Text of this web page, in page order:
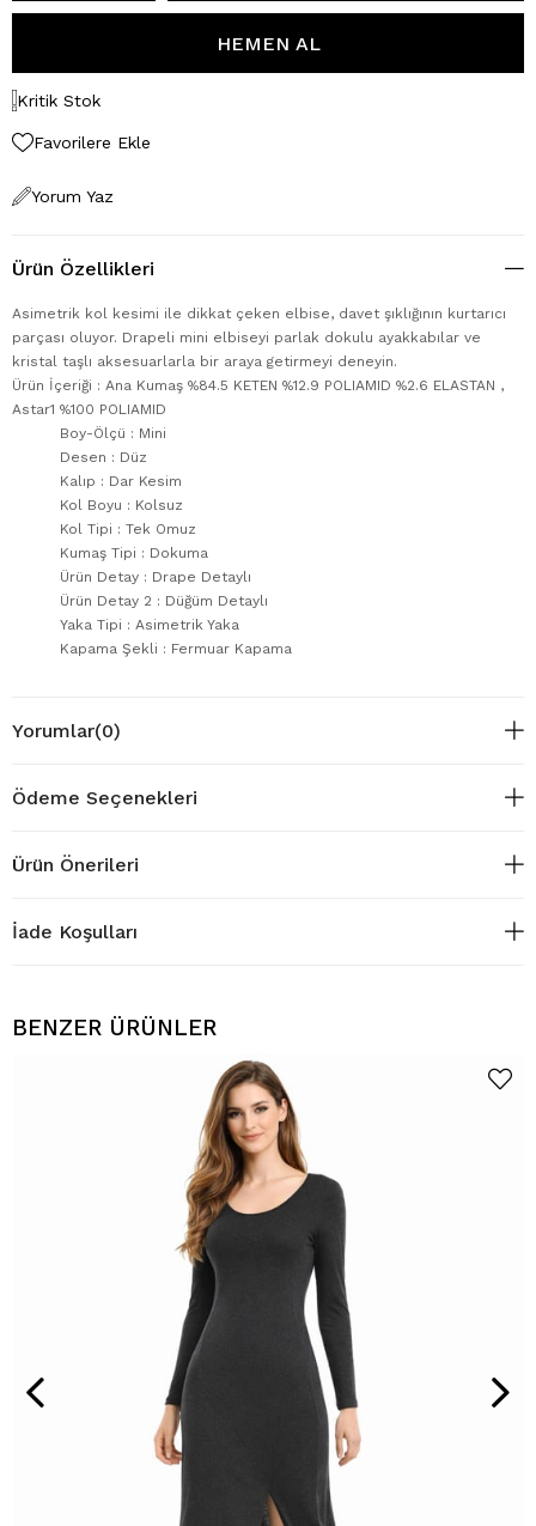
Kritik Stok
Favorilere Ekle
Yorum Yaz
Ürün Özellikleri
Asimetrik kol kesimi ile dikkat çeken elbise, davet şıklığının kurtarıcı
parçası oluyor. Drapeli mini elbiseyi parlak dokulu ayakkabılar ve
kristal taşlı aksesuarlarla bir araya getirmeyi deneyin.
Ürün İçeriği : Ana Kumaş %84.5 KETEN %12.9 POLIAMID %2.6 ELASTAN ,
Astar1 %100 POLIAMID
Boy-Ölçü : Mini
Desen : Düz
Kalıp : Dar Kesim
Kol Boyu : Kolsuz
Kol Tipi : Tek Omuz
Kumaş Tipi : Dokuma
Ürün Detay : Drape Detaylı
Ürün Detay 2 : Düğüm Detaylı
Yaka Tipi : Asimetrik Yaka
Kapama Şekli : Fermuar Kapama
Yorumlar(0)
Ödeme Seçenekleri
Ürün Önerileri
İade Koşulları
BENZER ÜRÜNLER